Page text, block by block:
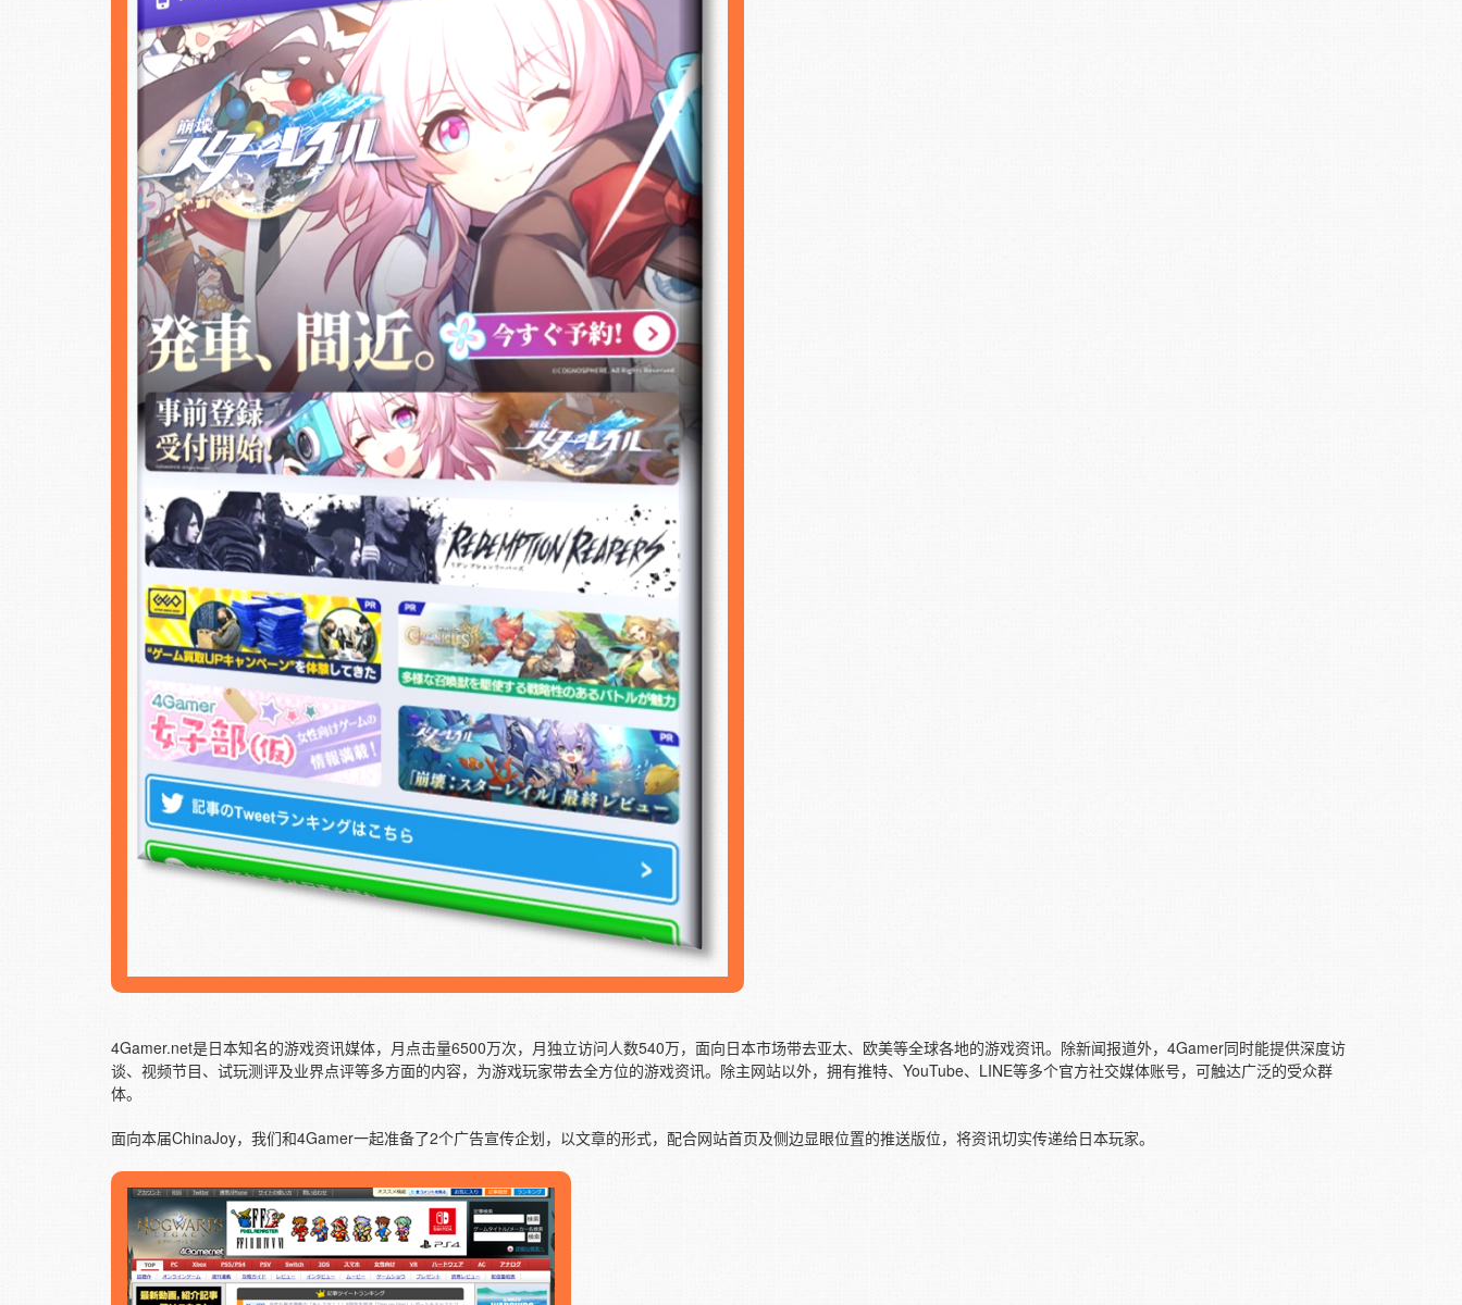
4Gamer.net是日本知名的游戏资讯媒体，月点击量6500万次，月独立访问人数540万，面向日本市场带去亚太、欧美等全球各地的游戏资讯。除新闻报道外，4Gamer同时能提供深度访
谈、视频节目、试玩测评及业界点评等多方面的内容，为游戏玩家带去全方位的游戏资讯。除主网站以外，拥有推特、YouTube、LINE等多个官方社交媒体账号，可触达广泛的受众群
体。
面向本届ChinaJoy，我们和4Gamer一起准备了2个广告宣传企划，以文章的形式，配合网站首页及侧边显眼位置的推送版位，将资讯切实传递给日本玩家。